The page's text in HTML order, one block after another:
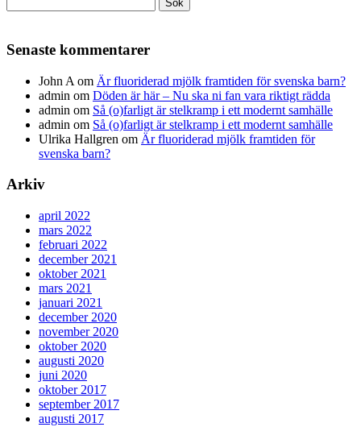
efter:
Senaste kommentarer
John A om Är fluoriderad mjölk framtiden för svenska barn?
admin om Döden är här – Nu ska ni fan vara riktigt rädda
admin om Så (o)farligt är stelkramp i ett modernt samhälle
admin om Så (o)farligt är stelkramp i ett modernt samhälle
Ulrika Hallgren om Är fluoriderad mjölk framtiden för
svenska barn?
Arkiv
april 2022
mars 2022
februari 2022
december 2021
oktober 2021
mars 2021
januari 2021
december 2020
november 2020
oktober 2020
augusti 2020
juni 2020
oktober 2017
september 2017
augusti 2017